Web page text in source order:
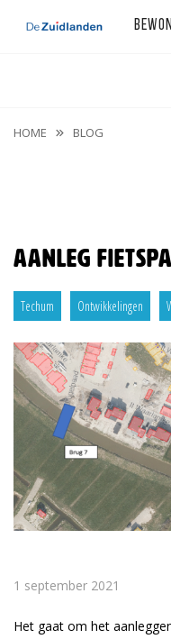
HOME BLOG
Aanleg
Techum Ontwikkelingen
1 september 2021
Het gaat om het